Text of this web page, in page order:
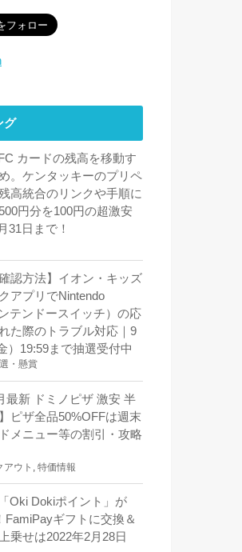
グ
カードの残高を移動す
。ケンタッキーのプリペ
高統合のリンクや手順に
円分を100円の超激安
31日まで！
認方法】イオン・キッズ
アプリでNintendo
テンドースイッチ）の応
た際のトラブル対応｜9
）19:59まで抽選受付中
・懸賞
最新 ドミノピザ 激安 半
ピザ全品50%OFFは週末
メニュー等の割引・攻略
アウト 特価情報
Oki Dokiポイント」が
FamiPayギフトに交換＆
乗せは2022年2月28日